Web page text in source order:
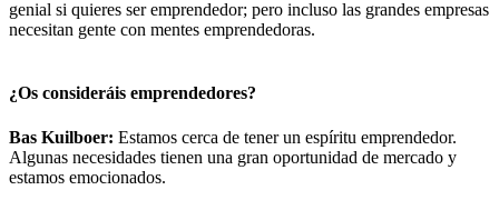
genial si quieres ser emprendedor; pero incluso las grandes empresas
necesitan gente con mentes emprendedoras.
¿Os consideráis emprendedores?
Bas Kuilboer: Estamos cerca de tener un espíritu emprendedor.
Algunas necesidades tienen una gran oportunidad de mercado y
estamos emocionados.